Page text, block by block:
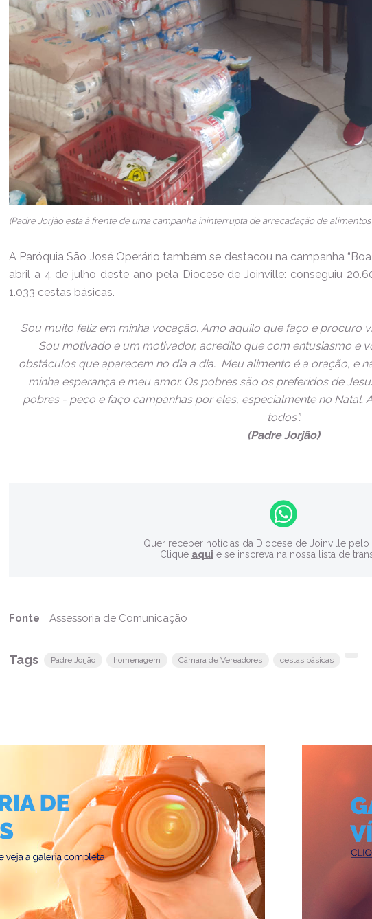
(Padre Jorjão está à frente de uma campanha ininterrupta de arrecadação de
A Paróquia São José Operário também se destacou na campanha
abril a 4 de julho deste ano pela Diocese de Joinville: conseguiu
1.033 cestas básicas.
Sou muito feliz em minha vocação. Amo aquilo que faço e procuro
Sou motivado e um motivador, acredito que com entusiasmo e
obstáculos que aparecem no dia a dia. Meu alimento é a oração, e
minha esperança e meu amor. Os pobres são os preferidos de
pobres - peço e faço campanhas por eles, especialmente no Natal.
todos”.
(Padre Jorjão)
Quer receber notícias da Diocese de Joinville pelo
Clique aqui e se inscreva na nossa lista de
Fonte Assessoria de Comunicação
Tags Padre Jorjão homenagem Câmara de Vereadores cestas básicas